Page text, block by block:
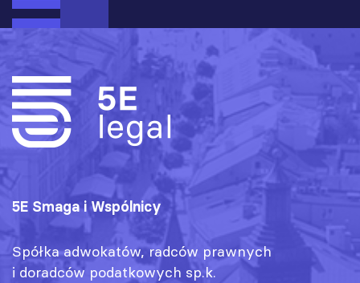
5E Smaga i Wspólnicy
Spółka adwokatów, radców prawnych
i doradców podatkowych sp.k.